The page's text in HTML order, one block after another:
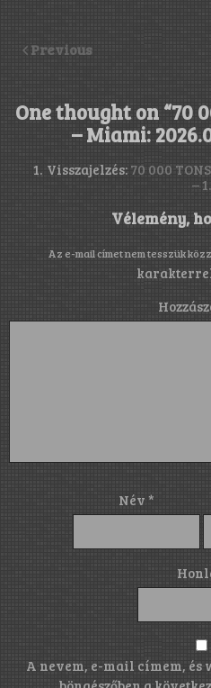
Previous
One thought on “70
– Miami:
Visszajelzés: 70 000
–
Vélemény,
Az e-mail címet nem tesszük
Név *
A nevem, e-mail címem, és